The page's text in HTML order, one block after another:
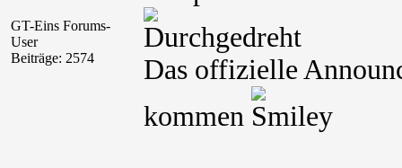
GT-Eins Forums-
User
Beiträge: 2574
Das offizielle
kommen